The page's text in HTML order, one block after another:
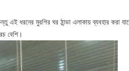
ধরনের মুরগির ঘর ঠান্ডা এলাকায় ব্যবহার করা
বেশি।